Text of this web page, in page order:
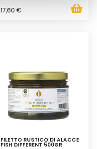
17,60 €
FILETTO RUSTICO DI ALACCE
FISH DIFFERENT 500GR